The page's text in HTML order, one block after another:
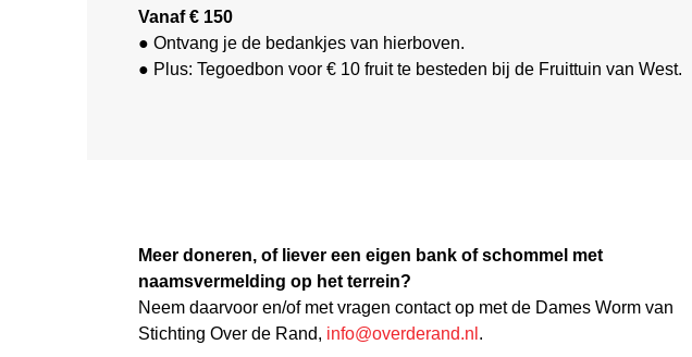
Vanaf € 150
● Ontvang je de bedankjes van hierboven.
● Plus: Tegoedbon voor € 10 fruit te besteden bij de Fruittuin van West.
Meer doneren, of liever een eigen bank of schommel met
naamsvermelding op het terrein?
Neem daarvoor en/of met vragen contact op met de Dames Worm van
Stichting Over de Rand, info@overderand.nl .